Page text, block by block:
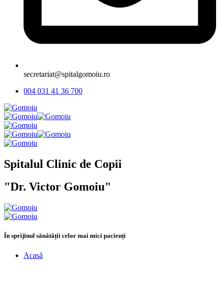
secretariat@spitalgomoiu.ro
004 031 41 36 700
Spitalul Clinic de Copii
"Dr. Victor Gomoiu"
În sprijinul sănătății celor mai mici pacienți
Acasă